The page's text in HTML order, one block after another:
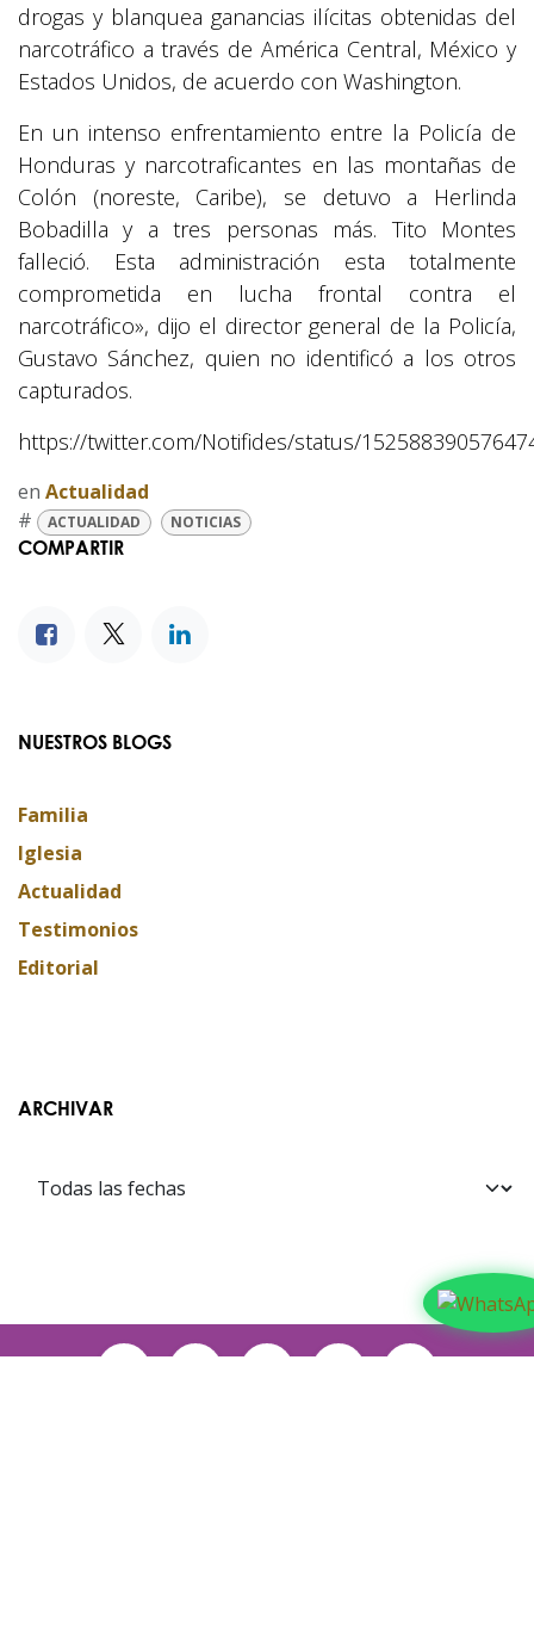
drogas y blanquea ganancias ilícitas obtenidas del
narcotráfico a través de América Central, México y
Estados Unidos, de acuerdo con Washington.
En un intenso enfrentamiento entre la Policía de
Honduras y narcotraficantes en las montañas de
Colón (noreste, Caribe), se detuvo a Herlinda
Bobadilla y a tres personas más. Tito Montes
falleció. Esta administración esta totalmente
comprometida en lucha frontal contra el
narcotráfico», dijo el director general de la Policía,
Gustavo Sánchez, quien no identificó a los otros
capturados.
https://twitter.com/Notifides/status/
en Actualidad
#
ACTUALIDAD NOTICIAS
COMPARTIR
NUESTROS BLOGS
Familia
Iglesia
Actualidad
Testimonios
Editorial
ARCHIVAR